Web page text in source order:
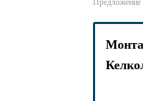
Предложение